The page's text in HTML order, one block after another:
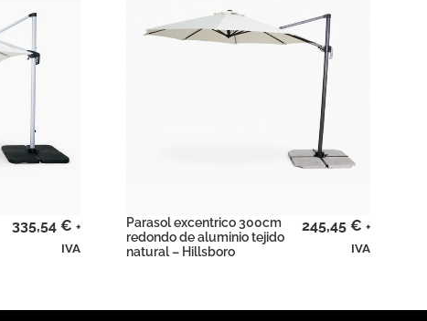
335,54 € +
IVA
Parasol excentrico 300cm
redondo de aluminio tejido
natural – Hillsboro
245,45 € +
IVA